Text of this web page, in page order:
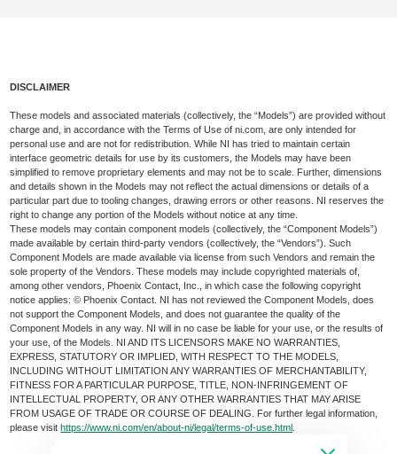
DISCLAIMER
These models and associated materials (collectively, the “Models”) are provided without
charge and, in accordance with the Terms of Use of ni.com, are only intended for
personal use and are not for redistribution. While NI has tried to maintain certain
interface geometric details for use by its customers, the Models may have been
simplified to remove proprietary elements and may not be to scale. Further, dimensions
and details shown in the Models may not reflect the actual dimensions or details of a
particular part due to tooling changes, drawing errors or other reasons. NI reserves the
right to change any portion of the Models without notice at any time.
These models may contain component models (collectively, the “Component Models”)
made available by certain third-party vendors (collectively, the “Vendors”). Such
Component Models are made available via license from such Vendors and remain the
sole property of the Vendors. These models may include copyrighted materials of,
among other vendors, Phoenix Contact, Inc., in which case the following copyright
notice applies: © Phoenix Contact. NI has not reviewed the Component Models, does
not support the Component Models, and does not guarantee the quality of the
Component Models in any way. NI will in no case be liable for your use, or the results of
your use, of the Models. NI AND ITS LICENSORS MAKE NO WARRANTIES,
EXPRESS, STATUTORY OR IMPLIED, WITH RESPECT TO THE MODELS,
INCLUDING WITHOUT LIMITATION ANY WARRANTIES OF MERCHANTABILITY,
FITNESS FOR A PARTICULAR PURPOSE, TITLE, NON-INFRINGEMENT OF
INTELLECTUAL PROPERTY, OR ANY OTHER WARRANTIES THAT MAY ARISE
FROM USAGE OF TRADE OR COURSE OF DEALING. For further legal information,
please visithttps://www.ni.com/en/about-ni/legal/terms-of-use.html